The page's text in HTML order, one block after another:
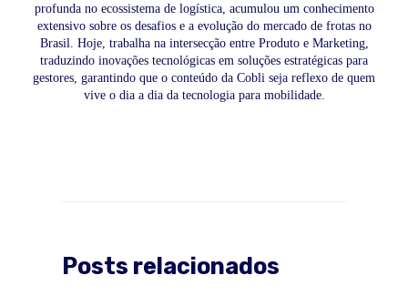
profunda no ecossistema de logística, acumulou um conhecimento
extensivo sobre os desafios e a evolução do mercado de frotas no
Brasil. Hoje, trabalha na intersecção entre Produto e Marketing,
traduzindo inovações tecnológicas em soluções estratégicas para
gestores, garantindo que o conteúdo da Cobli seja reflexo de quem
vive o dia a dia da tecnologia para mobilidade.
Posts relacionados